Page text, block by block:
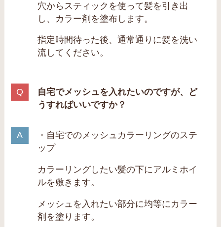
穴からスティックを使って髪を引き出
し、カラー剤を塗布します。
指定時間待った後、通常通りに髪を洗い
流してください。
自宅でメッシュを入れたいのですが、ど
うすればいいですか？
・自宅でのメッシュカラーリングのステ
ップ
カラーリングしたい髪の下にアルミホイ
ルを敷きます。
メッシュを入れたい部分に均等にカラー
剤を塗ります。